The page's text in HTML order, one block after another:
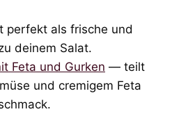
perfekt als frische und
deinem Salat.
Feta und Gurken — teilt
und cremigem Feta